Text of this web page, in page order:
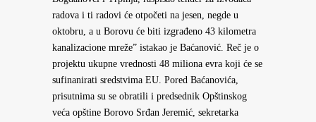
radova i ti radovi će otpočeti na jesen, negde u
oktobru, a u Borovu će biti izgrađeno 43 kilometra
kanalizacione mreže” istakao je Baćanović. Reč je o
projektu ukupne vrednosti 48 miliona evra koji će se
sufinanirati sredstvima EU. Pored Baćanovića,
prisutnima su se obratili i predsednik Opštinskog
veća opštine Borovo Srđan Jeremić, sekretarka